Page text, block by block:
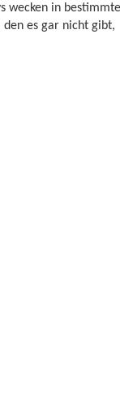
wecken in
es gar nicht gibt,